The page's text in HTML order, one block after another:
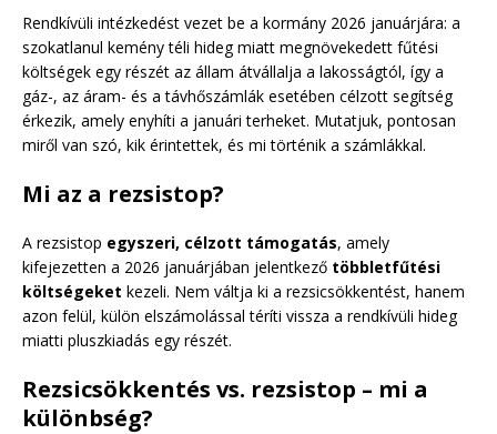
Rendkívüli intézkedést vezet be a kormány 2026 januárjára: a
szokatlanul kemény téli hideg miatt megnövekedett fűtési
költségek egy részét az állam átvállalja a lakosságtól, így a
gáz-, az áram- és a távhőszámlák esetében célzott segítség
érkezik, amely enyhíti a januári terheket. Mutatjuk, pontosan
miről van szó, kik érintettek, és mi történik a számlákkal.
Mi az a rezsistop?
A rezsistop egyszeri, célzott támogatás, amely
kifejezetten a 2026 januárjában jelentkező többletfűtési
költségeket kezeli. Nem váltja ki a rezsicsökkentést, hanem
azon felül, külön elszámolással téríti vissza a rendkívüli hideg
miatti pluszkiadás egy részét.
Rezsicsökkentés vs. rezsistop – mi a
különbség?